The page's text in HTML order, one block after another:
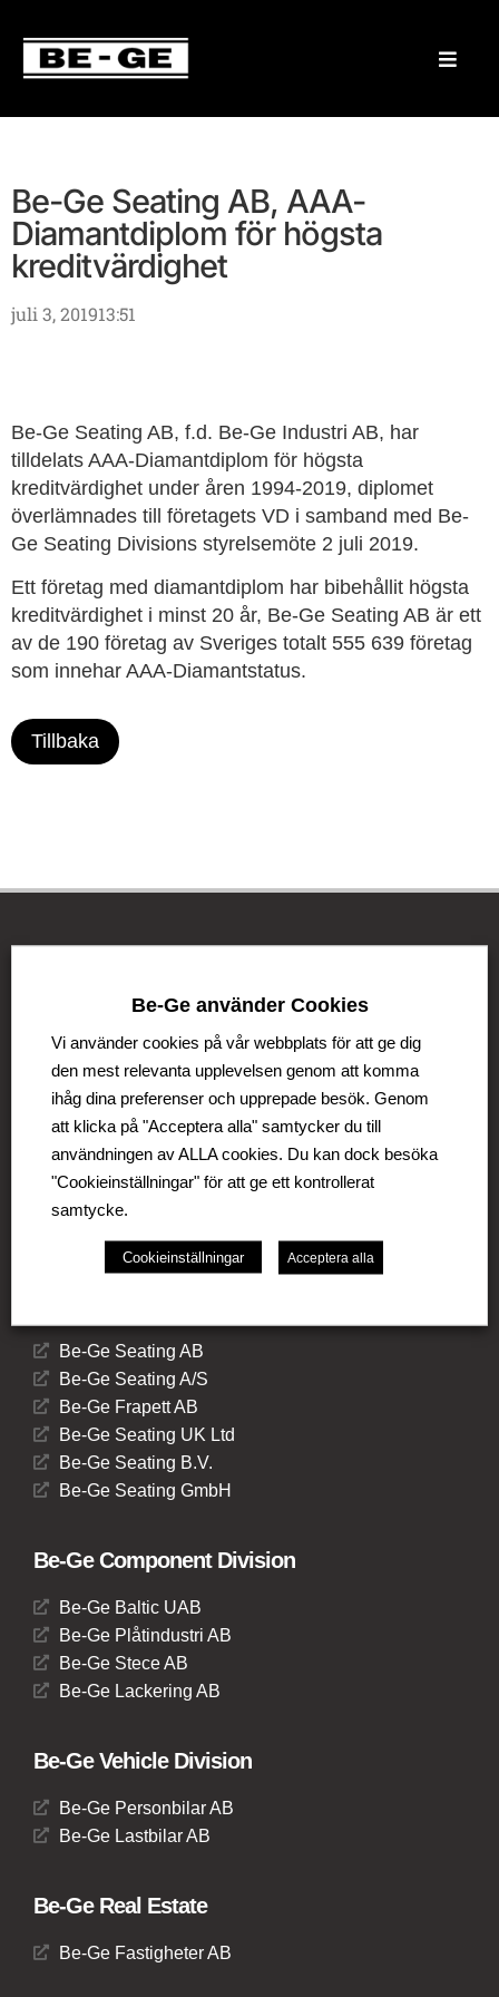
Be-Ge Seating AB, AAA-
Diamantdiplom för högsta
kreditvärdighet
juli 3, 201913:51
Be-Ge Seating AB, f.d. Be-Ge Industri AB, har
tilldelats AAA-Diamantdiplom för högsta
kreditvärdighet under åren 1994-2019, diplomet
överlämnades till företagets VD i samband med Be-
Ge Seating Divisions styrelsemöte 2 juli 2019.
Ett företag med diamantdiplom har bibehållit högsta
kreditvärdighet i minst 20 år, Be-Ge Seating AB är ett
av de 190 företag av Sveriges totalt 555 639 företag
som innehar AAA-Diamantstatus.
Tillbaka
Be-Ge Koncernen är en familjeägd företagsgrupp med
verksamhet i Sverige, Danmark, Storbritannien,
Litauen, Nederländerna och Tyskland. Koncernen
omfattar affärsområdena Be-Ge Seating Division,
Be-Ge Component Division och Be-Ge Vehicle
Division.
Be-Ge Seating AB
Be-Ge Seating A/S
Be-Ge Frapett AB
Be-Ge Seating UK Ltd
Be-Ge Seating B.V.
Be-Ge Seating GmbH
Be-Ge Component Division
Be-Ge Baltic UAB
Be-Ge Plåtindustri AB
Be-Ge Stece AB
Be-Ge Lackering AB
Be-Ge Vehicle Division
Be-Ge Personbilar AB
Be-Ge Lastbilar AB
Be-Ge Real Estate
Be-Ge Fastigheter AB
Be-Ge använder Cookies
Vi använder cookies på vår webbplats för att ge dig
den mest relevanta upplevelsen genom att komma
ihåg dina preferenser och upprepade besök. Genom
att klicka på "Acceptera alla" samtycker du till
användningen av ALLA cookies. Du kan dock besöka
"Cookieinställningar" för att ge ett kontrollerat
samtycke.
Cookieinställningar Acceptera alla